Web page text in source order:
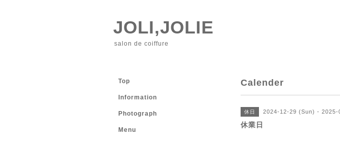
JOLI,JOLIE
salon de coiffure
Calender
休日 2024-12-29 (Sun) - 2025-
休業日
Top
Information
Photograph
Menu